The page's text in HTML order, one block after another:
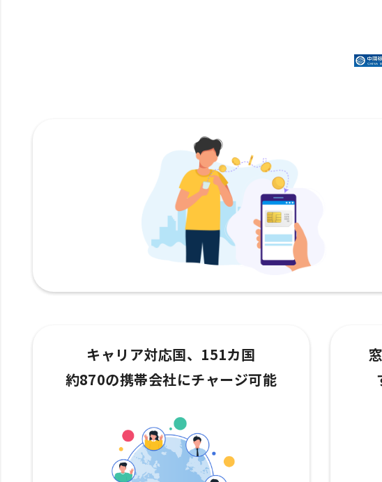
キャリア対応国、151カ国
約870の携帯会社にチャージ可能